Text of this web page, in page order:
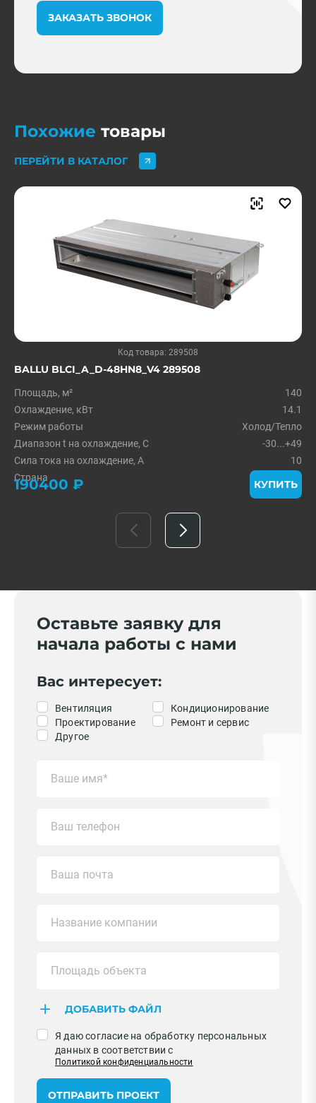
ЗАКАЗАТЬ ЗВОНОК
Похожие товары
ПЕРЕЙТИ В КАТАЛОГ
Код товара: 289508
BALLU BLCI_A_D-48HN8_V4 289508
Площадь, м²
140
Охлаждение, кВт
14.1
Режим работы
Холод/Тепло
Диапазон t на охлаждение, С
-30...+49
Сила тока на охлаждение, А
10
Страна
Китай
190400 ₽ КУПИТЬ
Оставьте заявку для
начала работы с нами
Вас интересует:
Вентиляция
Кондиционирование
Проектирование
Ремонт и сервис
Другое
ДОБАВИТЬ ФАЙЛ
Я даю согласие на обработку персональных
данных в соответствии с
Политикой конфиденциальности
ОТПРАВИТЬ ПРОЕКТ